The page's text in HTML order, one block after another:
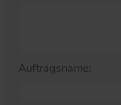
Auftragsname: